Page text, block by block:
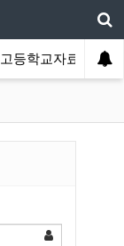
고등학교자료 멀